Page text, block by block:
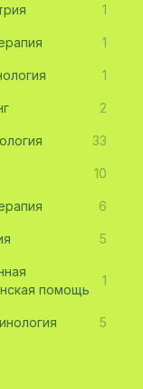
1
1
1
2
33
10
6
5
помощь
1
5